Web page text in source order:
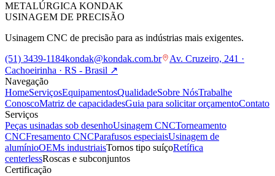
METALÚRGICA KONDAK
USINAGEM DE PRECISÃO
Usinagem CNC de precisão para as indústrias mais exigentes.
(51) 3439-1184kondak@kondak.com.br
Av. Cruzeiro, 241 ·
Cachoeirinha · RS - Brasil ↗
Navegação
HomeServiçosEquipamentosQualidadeSobre NósTrabalhe
ConoscoMatriz de capacidadesGuia para solicitar orçamentoContato
Serviços
Peças usinadas sob desenhoUsinagem CNCTorneamento
CNCFresamento CNCParafusos especiaisUsinagem de
alumínioOEMs industriaisTornos tipo suíçoRetífica
centerlessRoscas e subconjuntos
Certificação